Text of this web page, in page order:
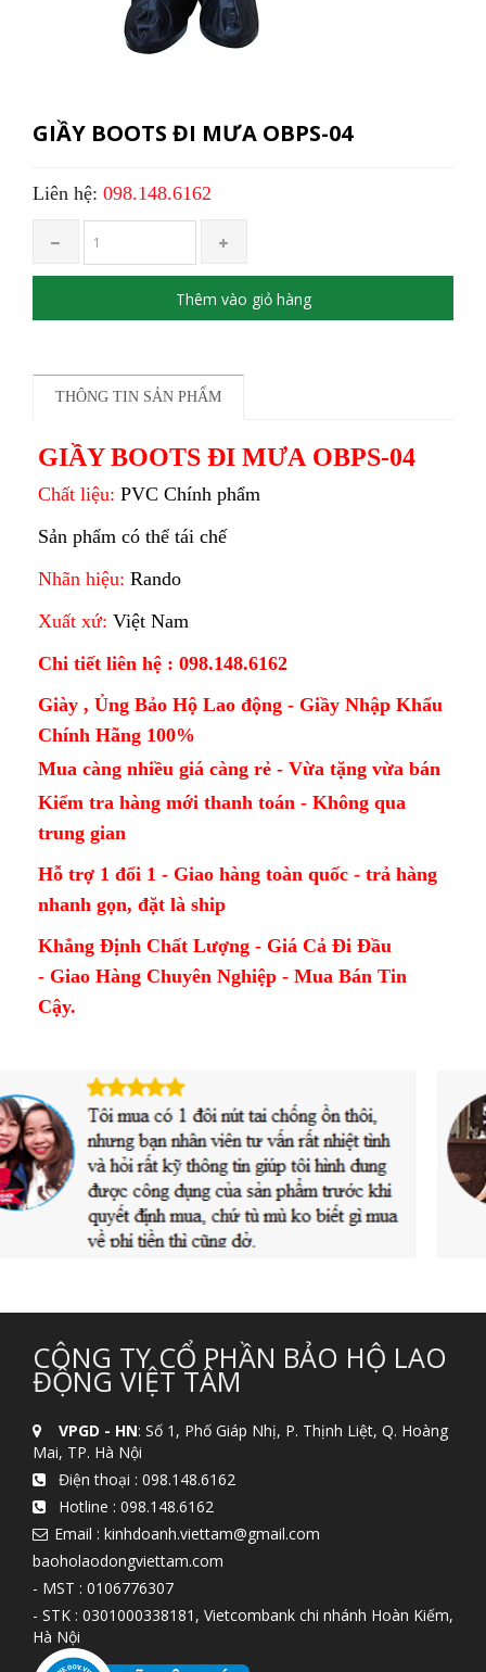
GIẦY BOOTS ĐI MƯA OBPS-04
Liên hệ: 098.148.6162
Thêm vào giỏ hàng
THÔNG TIN SẢN PHẨM
GIẦY BOOTS ĐI MƯA OBPS-04
Chất liệu: PVC Chính phẩm
Sản phẩm có thể tái chế
Nhãn hiệu: Rando
Xuất xứ: Việt Nam
Chi tiết liên hệ : 098.148.6162
Giày , Ủng Bảo Hộ Lao động - Giầy Nhập Khẩu
Chính Hãng 100%
Mua càng nhiều giá càng rẻ - Vừa tặng vừa bán
Kiểm tra hàng mới thanh toán - Không qua
trung gian
Hỗ trợ 1 đổi 1 - Giao hàng toàn quốc - trả hàng
nhanh gọn, đặt là ship
Khẳng Định Chất Lượng - Giá Cả Đi Đầu
- Giao Hàng Chuyên Nghiệp - Mua Bán Tin
Cậy.
CÔNG TY CỔ PHẦN BẢO HỘ LAO
ĐỘNG VIỆT TÂM
VPGD - HN: Số 1, Phố Giáp Nhị, P. Thịnh Liệt, Q. Hoàng
Mai, TP. Hà Nội
Điện thoại : 098.148.6162
Hotline : 098.148.6162
Email : kinhdoanh.viettam@gmail.com
baoholaodongviettam.com
- MST : 0106776307
- STK : 0301000338181, Vietcombank chi nhánh Hoàn Kiếm,
Hà Nội